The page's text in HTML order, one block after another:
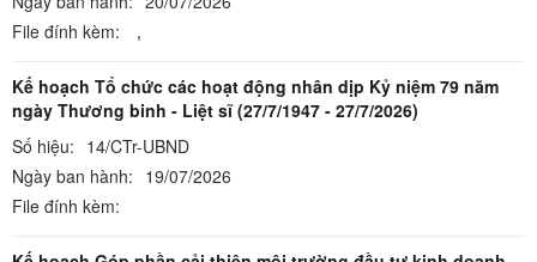
File đính kèm:
,
Kế hoạch Tổ chức các hoạt động nhân dịp Kỷ niệm 79 năm
ngày Thương binh - Liệt sĩ (27/7/1947 - 27/7/2026)
Số hiệu: 14/CTr-UBND
Ngày ban hành: 19/07/2026
File đính kèm: